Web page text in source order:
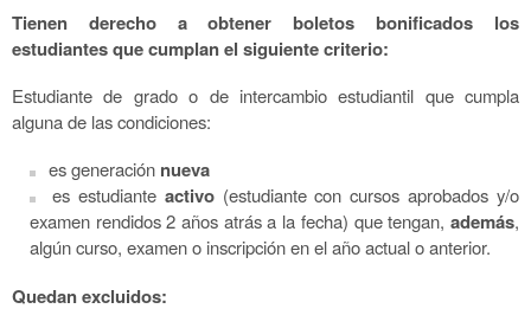
Tienen derecho a obtener boletos bonificados los
estudiantes que cumplan el siguiente criterio:
Estudiante de grado o de intercambio estudiantil que cumpla
alguna de las condiciones:
es generación nueva
es estudiante activo(estudiante con cursos aprobados y/o
examen rendidos 2 años atrás a la fecha) que tengan, además,
algún curso, examen o inscripción en el año actual o anterior.
Quedan excluidos: